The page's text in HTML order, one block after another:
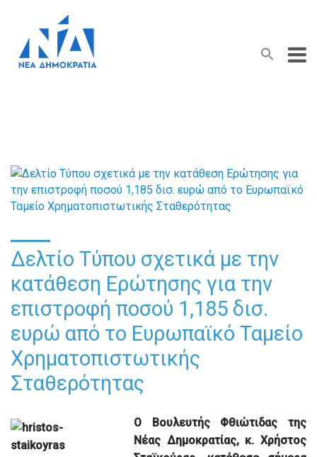
Search
Search Button
Δελτίο Τύπου σχετικά με την
κατάθεση Ερώτησης για την
επιστροφή ποσού 1,185 δισ.
ευρώ από το Ευρωπαϊκό Ταμείο
Χρηματοπιστωτικής
Σταθερότητας
Ο Βουλευτής Φθιώτιδας της
Νέας Δημοκρατίας, κ. Χρήστος